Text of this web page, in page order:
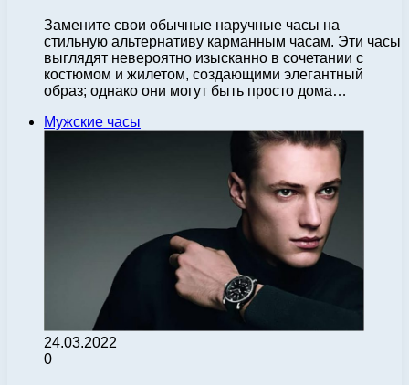
Замените свои обычные наручные часы на
стильную альтернативу карманным часам. Эти часы
выглядят невероятно изысканно в сочетании с
костюмом и жилетом, создающими элегантный
образ; однако они могут быть просто дома…
Мужские часы
24.03.2022
0